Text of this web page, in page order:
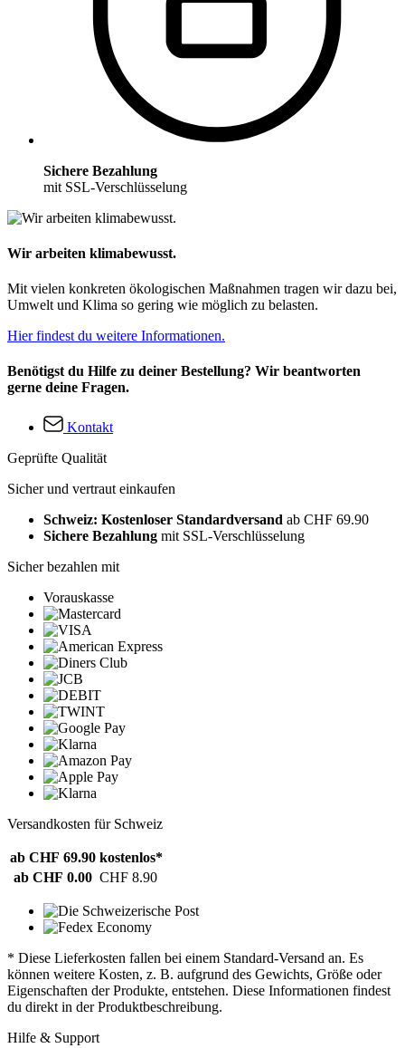
Sichere Bezahlung
mit SSL-Verschlüsselung
Wir arbeiten klimabewusst.
Mit vielen konkreten ökologischen Maßnahmen tragen wir dazu bei,
Umwelt und Klima so gering wie möglich zu belasten.
Hier findest du weitere Informationen.
Benötigst du Hilfe zu deiner Bestellung? Wir beantworten
gerne deine Fragen.
Kontakt
Geprüfte Qualität
Sicher und vertraut einkaufen
Schweiz: Kostenloser Standardversand ab CHF 69.90
Sichere Bezahlung mit SSL-Verschlüsselung
Sicher bezahlen mit
Vorauskasse
Versandkosten für Schweiz
ab CHF 69.90 kostenlos*
ab CHF 0.00 CHF 8.90
* Diese Lieferkosten fallen bei einem Standard-Versand an. Es
können weitere Kosten, z. B. aufgrund des Gewichts, Größe oder
Eigenschaften der Produkte, entstehen. Diese Informationen findest
du direkt in der Produktbeschreibung.
Hilfe & Support